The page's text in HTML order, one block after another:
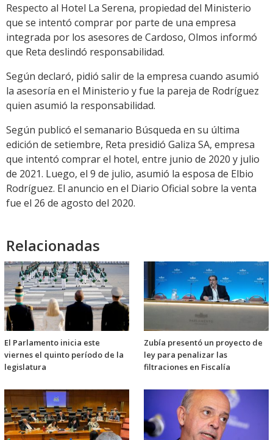
Respecto al Hotel La Serena, propiedad del Ministerio
que se intentó comprar por parte de una empresa
integrada por los asesores de Cardoso, Olmos informó
que Reta deslindó responsabilidad.
Según declaró, pidió salir de la empresa cuando asumió
la asesoría en el Ministerio y fue la pareja de Rodríguez
quien asumió la responsabilidad.
Según publicó el semanario Búsqueda en su última
edición de setiembre, Reta presidió Galiza SA, empresa
que intentó comprar el hotel, entre junio de 2020 y julio
de 2021. Luego, el 9 de julio, asumió la esposa de Elbio
Rodríguez. El anuncio en el Diario Oficial sobre la venta
fue el 26 de agosto del 2020.
Relacionadas
El Parlamento inicia este
viernes el quinto período de la
legislatura
Zubía presentó un proyecto de
ley para penalizar las
filtraciones en Fiscalía